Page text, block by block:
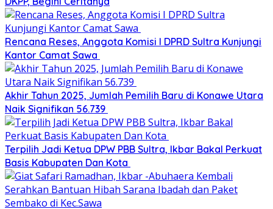
Rencana Reses, Anggota Komisi I DPRD Sultra Kunjungi
Kantor Camat Sawa
Akhir Tahun 2025, Jumlah Pemilih Baru di Konawe Utara
Naik Signifikan 56.739
Terpilih Jadi Ketua DPW PBB Sultra, Ikbar Bakal Perkuat
Basis Kabupaten Dan Kota